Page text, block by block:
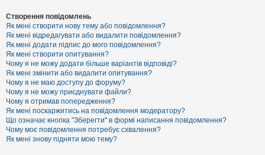
е
й
А
к
т
и
в
н
і
т
е
м
и
Створення повідомлень
Як мені створити нову тему або повідомлення?
Як мені відредагувати або видалити повідомлення?
Як мені додати підпис до мого повідомлення?
Як мені створити опитування?
Чому я не можу додати більше варіантів відповіді?
Як мені змінити або видалити опитування?
Чому я не маю доступу до форуму?
Чому я не можу приєднувати файли?
Чому я отримав попередження?
Як мені поскаржитись на повідомлення модератору?
Що означає кнопка "Зберегти" в формі написання повідомлення?
Чому моє повідомлення потребує схвалення?
Як мені знову підняти мою тему?